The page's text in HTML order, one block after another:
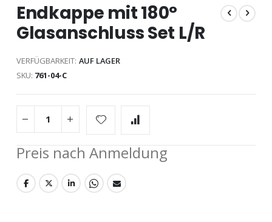
Anfang
der
Bildgalerie
Endkappe mit 180°
Glasanschluss Set L/R
VERFÜGBARKEIT: AUF LAGER
SKU 761-04-C
Preis nach Anmeldung